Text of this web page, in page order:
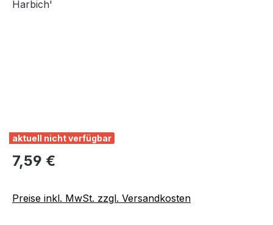
aktuell nicht verfügbar
Regulärer Preis:
7,59 €
Preise inkl. MwSt. zzgl. Versandkosten